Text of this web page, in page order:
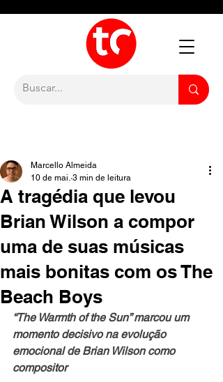
A tragédia que levou
Brian Wilson a compor
uma de suas músicas
mais bonitas com os The
Beach Boys
Marcello Almeida
10 de mai. 3 min de leitura
“The Warmth of the Sun” marcou um
momento decisivo na evolução
emocional de Brian Wilson como
compositor